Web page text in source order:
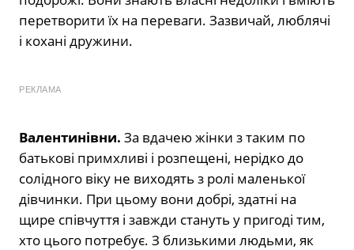
перетворити їх на переваги. Зазвичай, люблячі
і кохані дружини.
РЕКЛАМА
Валентинівни. За вдачею жінки з таким по
батькові примхливі і розпещені, нерідко до
солідного віку не виходять з ролі маленької
дівчинки. При цьому вони добрі, здатні на
щире співчуття і завжди стануть у пригоді тим,
хто цього потребує. З близькими людьми, як